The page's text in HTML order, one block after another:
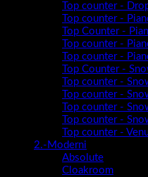
Top counter -
Top counter -
Top Counter -
Top counter -
Top counter -
Top Counter -
Top counter -
Top counter -
Top counter -
Top counter -
Top counter -
2.-Moderni
Absolute
Cloakroom